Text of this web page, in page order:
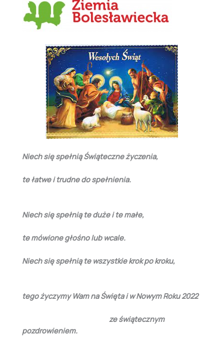
Niech się spełnią Świąteczne życzenia,
te łatwe i trudne do spełnienia.
Niech się spełnią te duże i te małe,
te mówione głośno lub wcale.
Niech się spełnią te wszystkie krok po kroku,
tego życzymy Wam na Święta i w Nowym Roku 2022
ze świątecznym
pozdrowieniem.